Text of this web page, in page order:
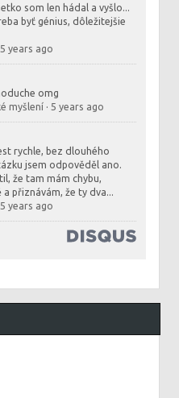
som len hádal a vyšlo...
byť génius, dôležitejšie
5 years ago
omg
myšlení · 5 years ago
rychle, bez dlouhého
jsem odpověděl ano.
že tam mám chybu,
přiznávám, že ty dva...
5 years ago